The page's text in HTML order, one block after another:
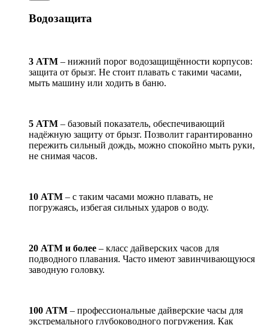
Водозащита
3 АТМ – нижний порог водозащищённости корпусов:
защита от брызг. Не стоит плавать с такими часами,
мыть машину или ходить в баню.
5 АТМ – базовый показатель, обеспечивающий
надёжную защиту от брызг. Позволит гарантированно
пережить сильный дождь, можно спокойно мыть руки,
не снимая часов.
10 АТМ – с таким часами можно плавать, не
погружаясь, избегая сильных ударов о воду.
20 АТМ и более – класс дайверских часов для
подводного плавания. Часто имеют завинчивающуюся
заводную головку.
100 АТМ – профессиональные дайверские часы для
экстремального глубоководного погружения. Как